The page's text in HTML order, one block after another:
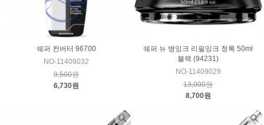
쉐퍼 컨버터 96700
NO-11409032
9,500원
6,730원
쉐퍼 뉴 병잉크 리필잉크 청록 50ml
블랙 (94231)
NO-11409029
13,000원
8,700원